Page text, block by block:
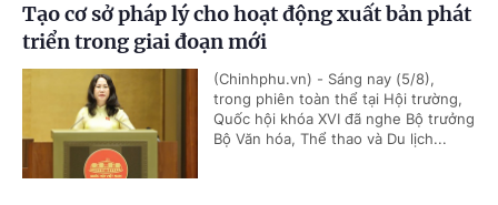
Tạo cơ sở pháp lý cho hoạt động xuất bản phát
triển trong giai đoạn mới
(Chinhphu.vn) - Sáng nay (5/8),
trong phiên toàn thể tại Hội trường,
Quốc hội khóa XVI đã nghe Bộ trưởng
Bộ Văn hóa, Thể thao và Du lịch...